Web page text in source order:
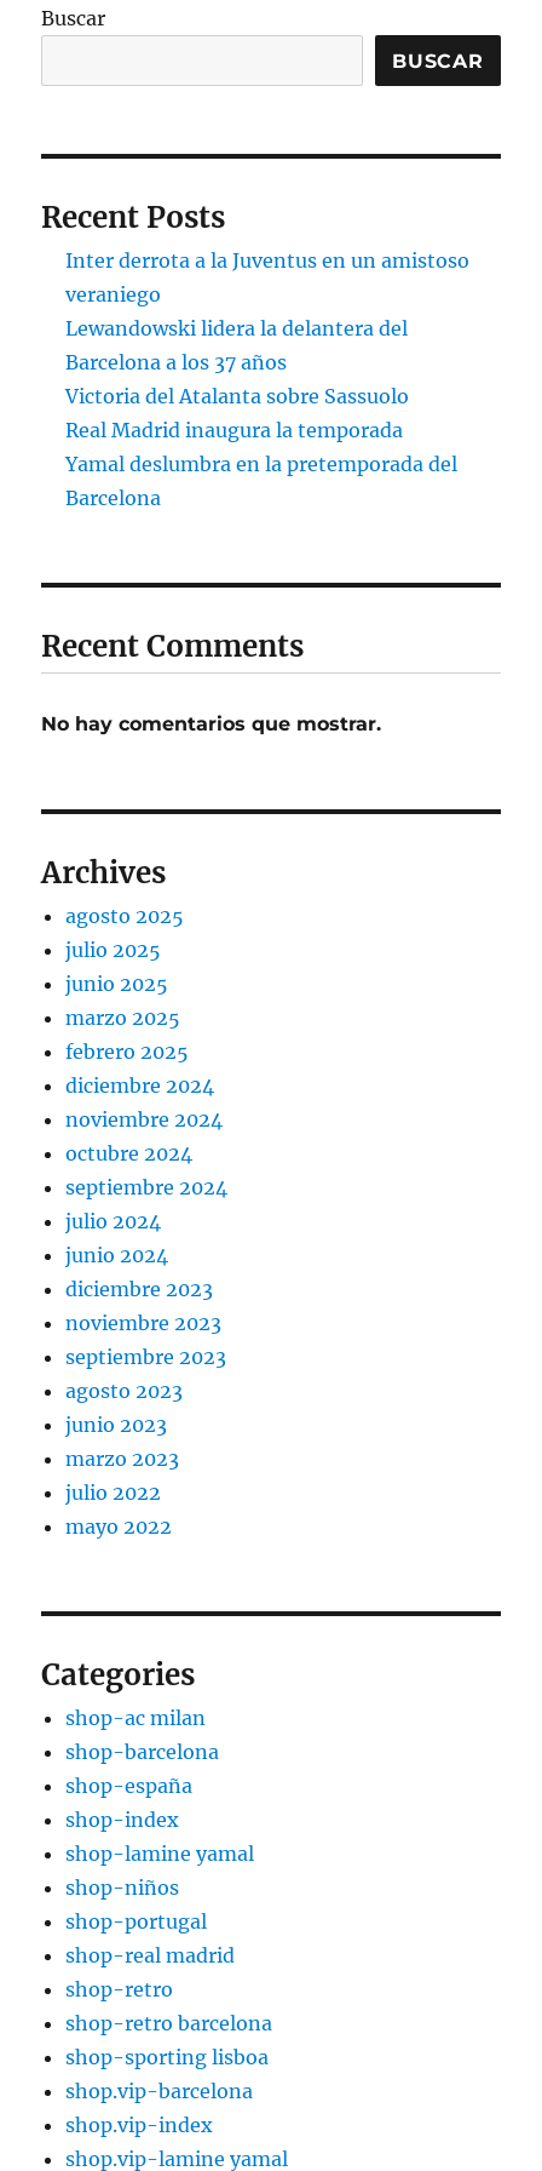
Buscar
BUSCAR
Recent Posts
Inter derrota a la Juventus en un amistoso
veraniego
Lewandowski lidera la delantera del
Barcelona a los 37 años
Victoria del Atalanta sobre Sassuolo
Real Madrid inaugura la temporada
Yamal deslumbra en la pretemporada del
Barcelona
Recent Comments
No hay comentarios que mostrar.
Archives
agosto 2025
julio 2025
junio 2025
marzo 2025
febrero 2025
diciembre 2024
noviembre 2024
octubre 2024
septiembre 2024
julio 2024
junio 2024
diciembre 2023
noviembre 2023
septiembre 2023
agosto 2023
junio 2023
marzo 2023
julio 2022
mayo 2022
Categories
shop-ac milan
shop-barcelona
shop-españa
shop-index
shop-lamine yamal
shop-niños
shop-portugal
shop-real madrid
shop-retro
shop-retro barcelona
shop-sporting lisboa
shop.vip-barcelona
shop.vip-index
shop.vip-lamine yamal